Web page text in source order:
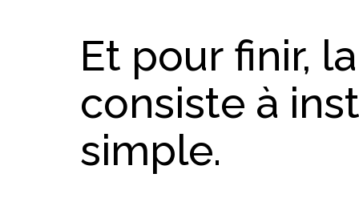
Et pour finir,
consiste à
simple.